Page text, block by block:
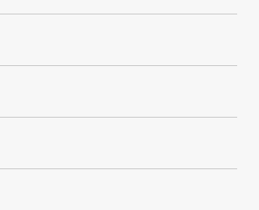
ークへのアクセス権を持つグルー
イバー攻撃の手口、不審メールへ
感染が疑われる場合の対応手順な
ています。さらに年に2回、事前
訓練を実施しています。メールを